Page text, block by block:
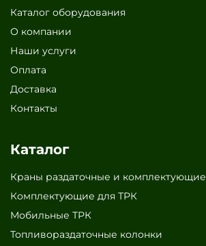
Каталог оборудования
О компании
Наши услуги
Оплата
Доставка
Контакты
Каталог
Краны раздаточные и комплектующие
Комплектующие для ТРК
Мобильные ТРК
Топливораздаточные колонки